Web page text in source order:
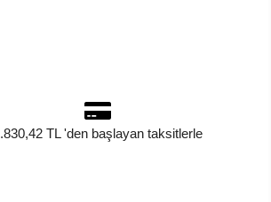
TL 'den başlayan taksitlerle